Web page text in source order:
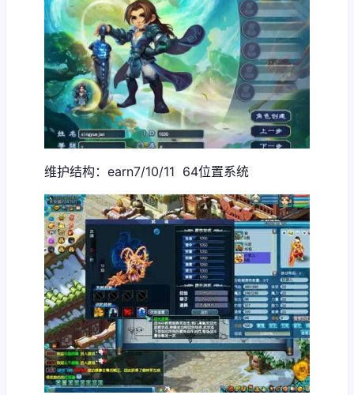
维护结构：earn7/10/11 64位置系统